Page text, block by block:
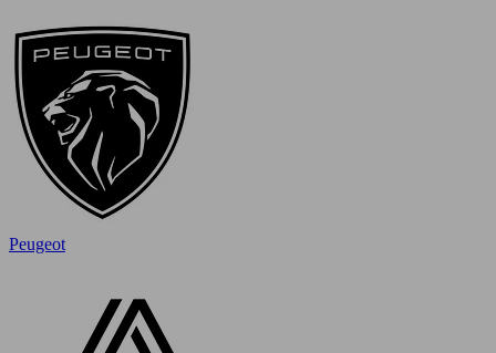
Peugeot